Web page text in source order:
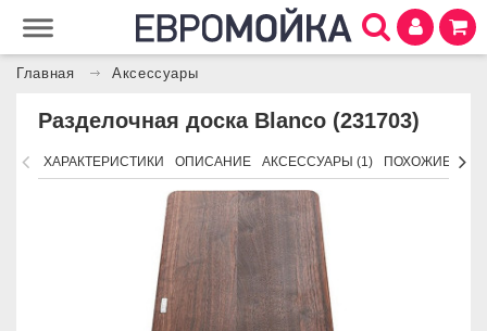
Главная Аксессуары
Разделочная доска Blanco (231703)
ХАРАКТЕРИСТИКИ ОПИСАНИЕ АКСЕССУАРЫ (1) ПОХОЖИЕ